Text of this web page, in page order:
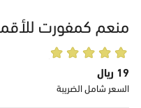
منعم كمفورت للأقمشة
19 ريال
السعر شامل الضريبة